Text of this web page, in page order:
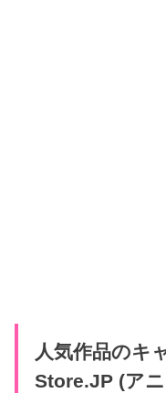
人気作品のキ
Store.JP (ア